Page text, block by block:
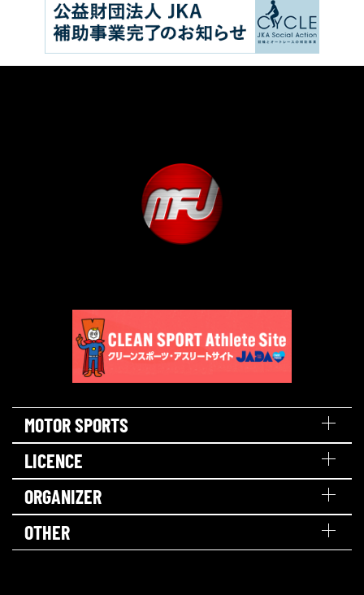
MOTOR SPORTS
LICENCE
ORGANIZER
OTHER